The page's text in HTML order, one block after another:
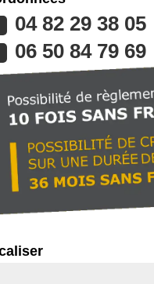
04 82 29 38 05
06 50 84 79 69